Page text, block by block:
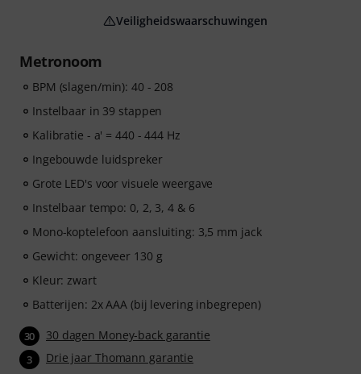
Metronoom
BPM (slagen/min): 40 - 208
Instelbaar in 39 stappen
Kalibratie - a' = 440 - 444 Hz
Ingebouwde luidspreker
Grote LED's voor visuele weergave
Instelbaar tempo: 0, 2, 3, 4 & 6
Mono-koptelefoon aansluiting: 3,5 mm jack
Gewicht: ongeveer 130 g
Kleur: zwart
Batterijen: 2x AAA (bij levering inbegrepen)
30 30 dagen Money-back garantie
3 Drie jaar Thomann garantie
Veiligheidswaarschuwingen